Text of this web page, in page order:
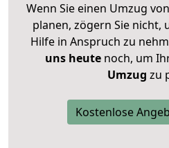
Wenn Sie einen Umzug
planen, zögern Sie nicht,
Hilfe in Anspruch zu
uns heutenoch, um
Umzug zu
Kostenlose